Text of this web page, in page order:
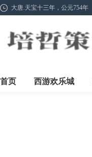
大唐.天宝十三年，公元754年
首页 西游欢乐城